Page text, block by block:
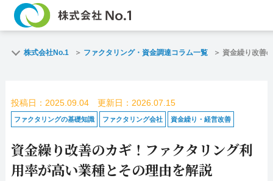
ファクタリン
よくある質問 ファクタリン
企業情報 お問い合わせ
名古屋支店HP
株式会社No.1 ファクタリング・資金調達コラム一覧 資金繰り改善
投稿日：2025.09.04 更新日：2026.07.15
ファクタリングの基礎知識 ファクタリング会社 資金繰り・経営改善
資金繰り改善のカギ！ファクタリング利
用率が高い業種とその理由を解説